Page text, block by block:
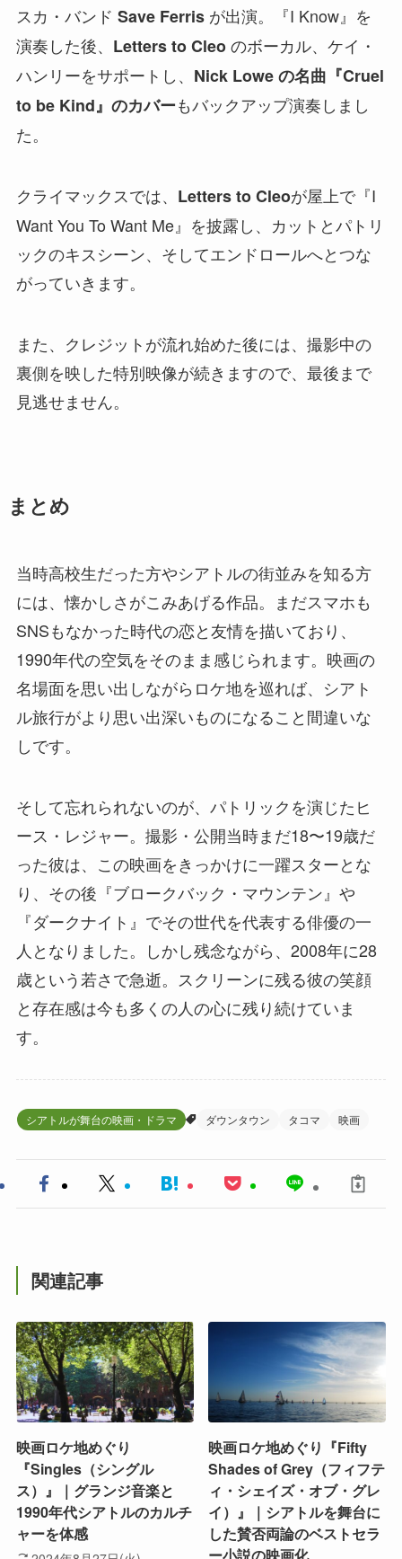
スカ・バンド Save Ferrisが出演。『I Know』を
演奏した後、 Letters to Cleoのボーカル、ケイ・
ハンリーをサポートし、 Nick Lowe の名曲『Cruel
to be Kind』のカバーもバックアップ演奏しまし
た。
クライマックスでは、 Letters to Cleoが屋上で『I
Want You To Want Me』を披露し、カットとパトリ
ックのキスシーン、そしてエンドロールへとつな
がっていきます。
また、クレジットが流れ始めた後には、撮影中の
裏側を映した特別映像が続きますので、最後まで
見逃せません。
まとめ
当時高校生だった方やシアトルの街並みを知る方
には、懐かしさがこみあげる作品。まだスマホも
SNSもなかった時代の恋と友情を描いており、
1990年代の空気をそのまま感じられます。映画の
名場面を思い出しながらロケ地を巡れば、シアト
ル旅行がより思い出深いものになること間違いな
しです。
そして忘れられないのが、パトリックを演じたヒ
ース・レジャー。撮影・公開当時まだ18〜19歳だ
った彼は、この映画をきっかけに一躍スターとな
り、その後『ブロークバック・マウンテン』や
『ダークナイト』でその世代を代表する俳優の一
人となりました。しかし残念ながら、2008年に28
歳という若さで急逝。スクリーンに残る彼の笑顔
と存在感は今も多くの人の心に残り続けていま
す。
シアトルが舞台の映画・ドラマ ダウンタウン タコマ 映画
関連記事
映画ロケ地めぐり
『Singles（シングル
ス）』｜グランジ音楽と
1990年代シアトルのカルチ
ャーを体感
映画ロケ地めぐり『Fifty
Shades of Grey（フィフテ
ィ・シェイズ・オブ・グレ
イ）』｜シアトルを舞台に
した賛否両論のベストセラ
ー小説の映画化